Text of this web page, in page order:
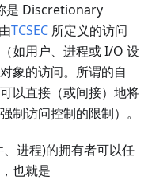
是 Discretionary
TCSEC 所定义的访问
如用户、进程或 I/O 设
象的访问。所谓的自
以直接（或间接）地将
制访问控制的限制）。
进程)的拥有者可以任
也就是